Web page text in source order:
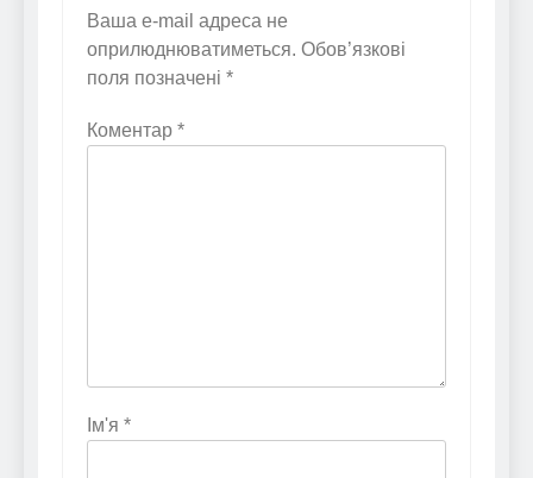
Ваша e-mail адреса не
оприлюднюватиметься. Обов’язкові
поля позначені *
Коментар *
Ім'я *